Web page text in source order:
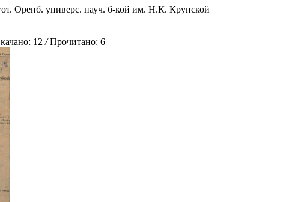
Оренб. универс. науч. б-кой им. Н.К. Крупской
12 /Прочитано: 6